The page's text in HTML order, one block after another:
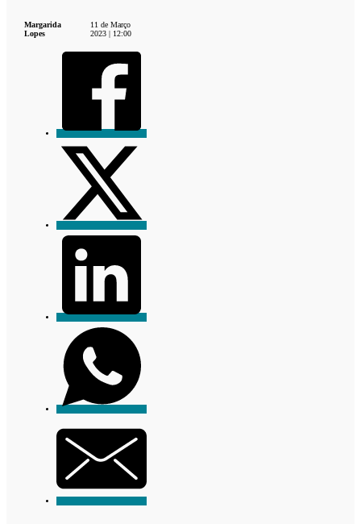
Margarida
Lopes
11 de Março
2023 | 12:00